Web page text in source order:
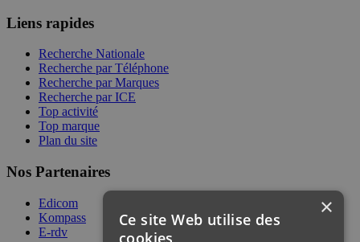
Liens rapides
Recherche Nationale
Recherche par Téléphone
Recherche par Marques
Recherche par ICE
Top activité
Top marque
Plan du site
Nos Partenaires
Edicom
Kompass
E-rdv
×
Ce site Web utilise des
cookies